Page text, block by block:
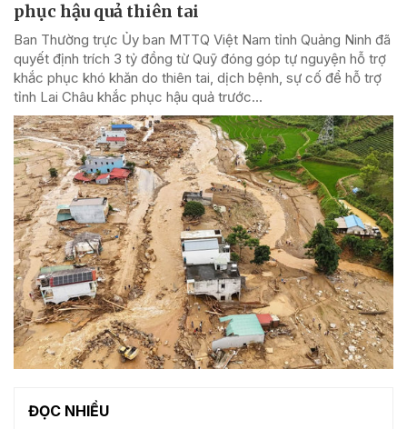
phục hậu quả thiên tai
Ban Thường trực Ủy ban MTTQ Việt Nam tỉnh Quảng Ninh đã
quyết định trích 3 tỷ đồng từ Quỹ đóng góp tự nguyện hỗ trợ
khắc phục khó khăn do thiên tai, dịch bệnh, sự cố để hỗ trợ
tỉnh Lai Châu khắc phục hậu quả trước...
ĐỌC NHIỀU